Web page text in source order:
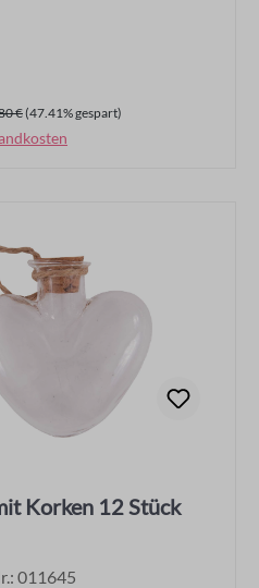
Preis:
€(47.41% gespart)
Korken 12 Stück
011645